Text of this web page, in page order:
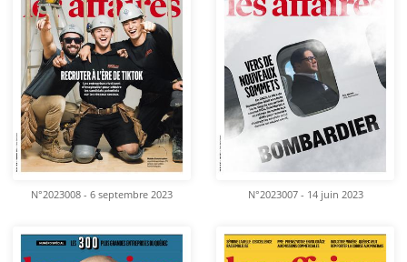
N°2023008 - 6 septembre 2023 N°2023007 - 14 juin 2023